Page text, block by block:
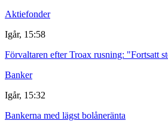
Aktiefonder
Igår, 15:58
Förvaltaren efter Troax rusning: "Fortsatt
Banker
Igår, 15:32
Bankerna med lägst bolåneränta